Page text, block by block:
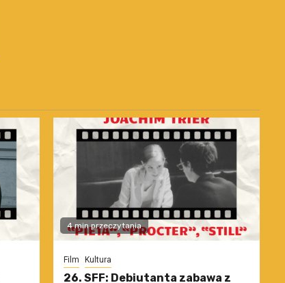
4 min przeczytania
Film Kultura
26. SFF: Debiutanta zabawa z